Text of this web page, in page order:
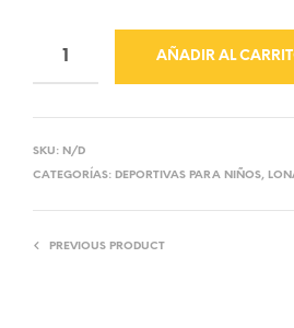
AÑADIR AL
SKU: N/D
CATEGORÍAS: DEPORTIVAS PARA NIÑOS,
PREVIOUS PRODUCT